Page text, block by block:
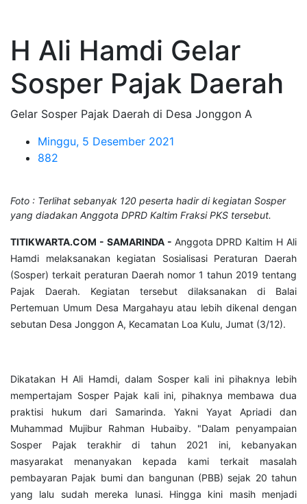
H Ali Hamdi Gelar
Sosper Pajak Daerah
Gelar Sosper Pajak Daerah di Desa Jonggon A
Minggu, 5 Desember 2021
882
Foto : Terlihat sebanyak 120 peserta hadir di kegiatan Sosper
yang diadakan Anggota DPRD Kaltim Fraksi PKS tersebut.
TITIKWARTA.COM - SAMARINDA - Anggota DPRD Kaltim H Ali
Hamdi melaksanakan kegiatan Sosialisasi Peraturan Daerah
(Sosper) terkait peraturan Daerah nomor 1 tahun 2019 tentang
Pajak Daerah. Kegiatan tersebut dilaksanakan di Balai
Pertemuan Umum Desa Margahayu atau lebih dikenal dengan
sebutan Desa Jonggon A, Kecamatan Loa Kulu, Jumat (3/12).
Dikatakan H Ali Hamdi, dalam Sosper kali ini pihaknya lebih
mempertajam Sosper Pajak kali ini, pihaknya membawa dua
praktisi hukum dari Samarinda. Yakni Yayat Apriadi dan
Muhammad Mujibur Rahman Hubaiby. "Dalam penyampaian
Sosper Pajak terakhir di tahun 2021 ini, kebanyakan
masyarakat menanyakan kepada kami terkait masalah
pembayaran Pajak bumi dan bangunan (PBB) sejak 20 tahun
yang lalu sudah mereka lunasi. Hingga kini masih menjadi